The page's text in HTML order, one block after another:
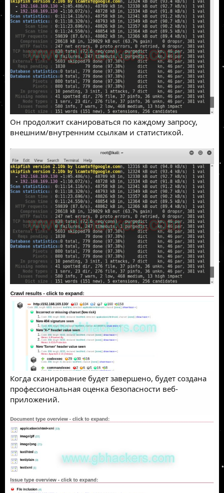
Он продолжит сканироваться по каждому запросу,
внешним/внутренним ссылкам и статистикой.
Когда сканирование будет завершено, будет создана
профессиональная оценка безопасности веб-
приложений.